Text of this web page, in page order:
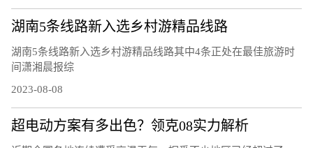
湖南5条线路新入选乡村游精品线路
湖南5条线路新入选乡村游精品线路其中4条正处在最佳旅游时
间潇湘晨报综
2023-08-08
超电动方案有多出色？领克08实力解析